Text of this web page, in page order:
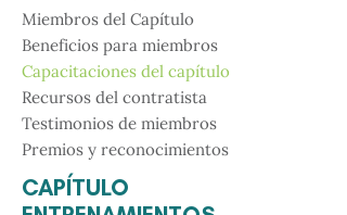
Miembros del Capítulo
Beneficios para miembros
Capacitaciones del capítulo
Recursos del contratista
Testimonios de miembros
Premios y reconocimientos
CAPÍTULO